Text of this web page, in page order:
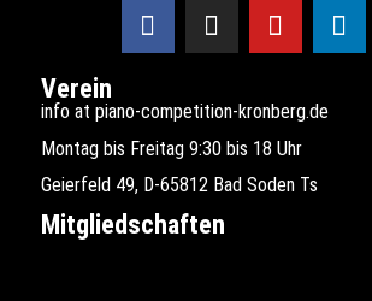
Verein
info at piano-competition-kronberg.de
Montag bis Freitag 9:30 bis 18 Uhr
Geierfeld 49, D-65812 Bad Soden Ts
Mitgliedschaften